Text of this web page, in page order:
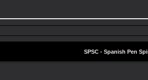
SPSC - Spanish Pen